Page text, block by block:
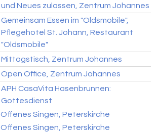
und Neues zulassen, Zentrum Johannes
Gemeinsam Essen im "Oldsmobile",
Pflegehotel St. Johann, Restaurant
"Oldsmobile"
Mittagstisch, Zentrum Johannes
Open Office, Zentrum Johannes
APH CasaVita Hasenbrunnen:
Gottesdienst
Offenes Singen, Peterskirche
Offenes Singen, Peterskirche